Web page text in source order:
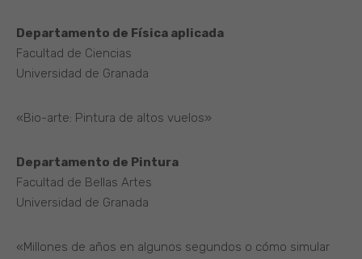
Departamento de Física aplicada
Facultad de Ciencias
Universidad de Granada
«Bio-arte: Pintura de altos vuelos»
Departamento de Pintura
Facultad de Bellas Artes
Universidad de Granada
«Millones de años en algunos segundos o cómo simular